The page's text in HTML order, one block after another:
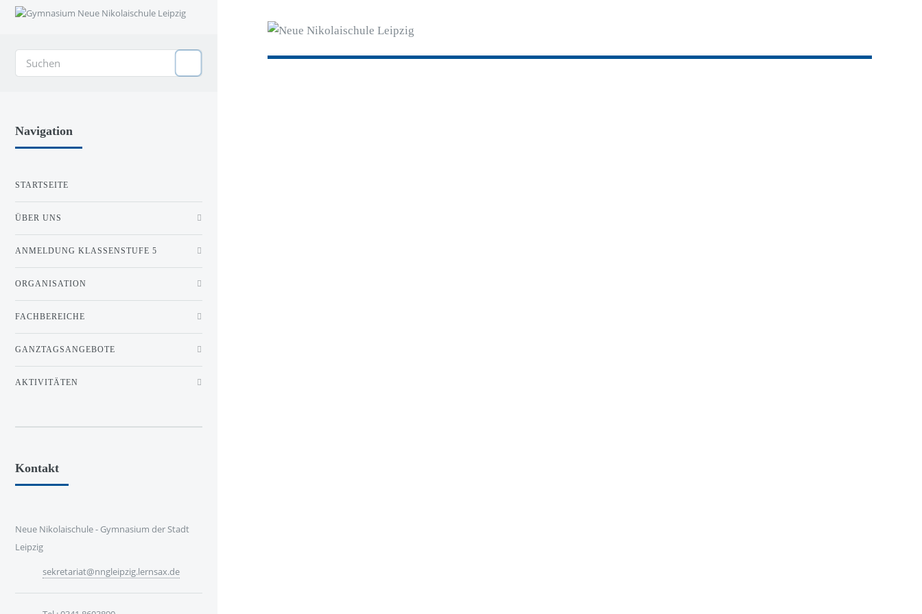
Navigation
STARTSEITE
ÜBER UNS
ANMELDUNG KLASSENSTUFE 5
ORGANISATION
FACHBEREICHE
GANZTAGSANGEBOTE
AKTIVITÄTEN
Kontakt
Neue Nikolaischule - Gymnasium der Stadt
Leipzig
sekretariat@nngleipzig.lernsax.de